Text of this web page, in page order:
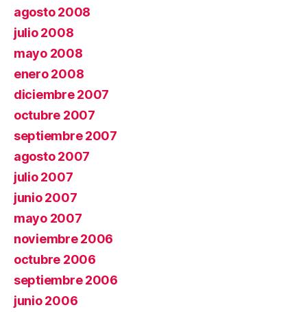
agosto 2008
julio 2008
mayo 2008
enero 2008
diciembre 2007
octubre 2007
septiembre 2007
agosto 2007
julio 2007
junio 2007
mayo 2007
noviembre 2006
octubre 2006
septiembre 2006
junio 2006